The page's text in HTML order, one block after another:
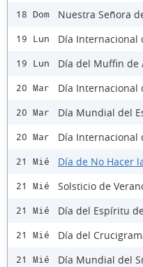
18 Dom Nuestra Señora
19 Lun Día Internacional
19 Lun Día del Muffin de
20 Mar Día Internacional
20 Mar Día Mundial del
20 Mar Día Internacional
21 Mié Día de No Hacer
21 Mié Solsticio de
21 Mié Día del Espíritu
21 Mié Día del
21 Mié Día Mundial del